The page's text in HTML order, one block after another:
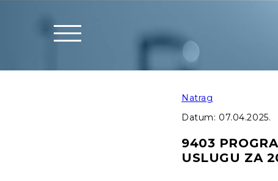
Natrag
Datum: 07.04.2025.
9403
USLUGU ZA